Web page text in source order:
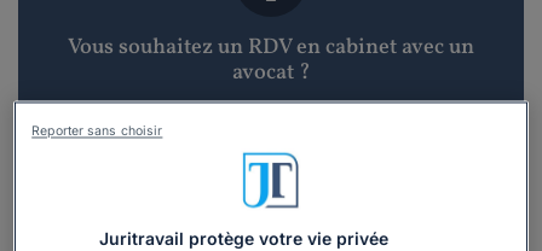
Vous souhaitez un RDV en cabinet avec un
avocat ?
Recevoir des devis d'avocats
3 devis en 48h
Juritravail protège votre vie privée
Reporter sans choisir